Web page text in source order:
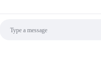
de fibre pour le coupleur
bouchon 2.5mm pour
rose optique de